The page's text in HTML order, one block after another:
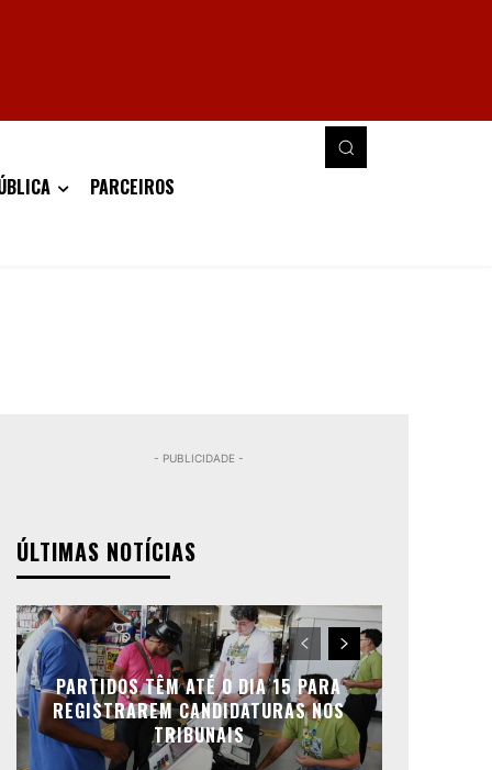
PARCEIROS
- PUBLICIDADE -
ÚLTIMAS NOTÍCIAS
PARTIDOS TÊM ATÉ O DIA 15 PARA
REGISTRAREM CANDIDATURAS NOS
TRIBUNAIS